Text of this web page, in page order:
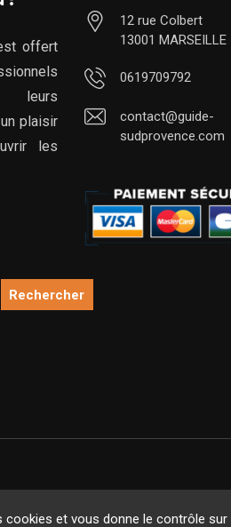
cookies et vous donne le contrôle
offert
leurs
plaisir
les
Rechercher
12 rue Colbert
13001 MARSEILLE
0619709792
contact@guide-
sudprovence.com
Copyright Guides 2021.